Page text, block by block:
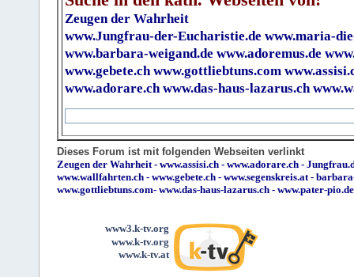
Zeugen der Wahrheit
www.Jungfrau-der-Eucharistie.de www.maria-
www.barbara-weigand.de www.adoremus.de
www.gebete.ch www.gottliebtuns.com
www.adorare.ch www.das-haus-lazarus.ch
Dieses Forum ist mit folgenden Webseiten verlinkt
Zeugen der Wahrheit- www.assisi.ch - www.adorare.ch -
www.wallfahrten.ch - www.gebete.ch - www.segenskreis.at-
www.gottliebtuns.com- www.das-haus-lazarus.ch - www.pater-pio.de
www3.k-tv.org
www.k-tv.org
www.k-tv.at